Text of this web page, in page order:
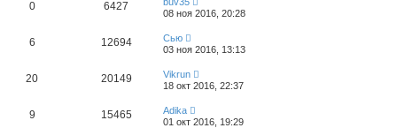
0 6427
08 ноя 2016, 20:28
6 12694
Сью
03 ноя 2016, 13:13
20 20149
Vikrun
18 окт 2016, 22:37
9 15465
Adika
01 окт 2016, 19:29